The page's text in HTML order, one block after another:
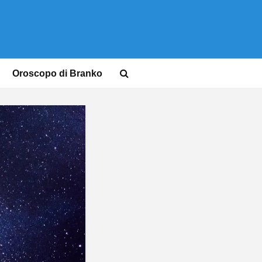
Oroscopo di Branko